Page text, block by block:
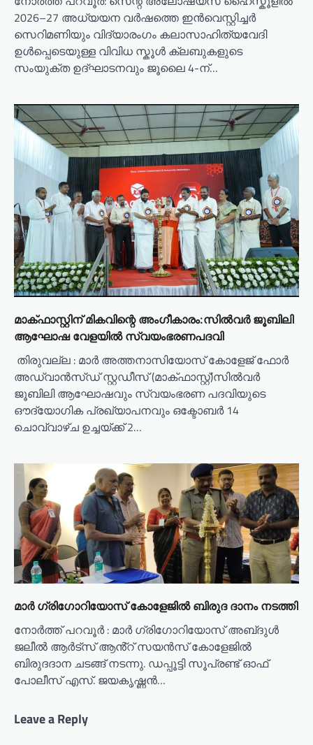
2026–27 അധ്യയന വർഷത്തെ ഇൻവെസ്റ്റിച്ചർ
സെറിമണിയും വിദ്യാരംഗം കലാസാഹിത്യവേദി
ഉൾപ്പെടെയുള്ള വിവിധ സ്കൂൾ ക്ലബുകളുടെ
സംയുക്ത ഉദ്ഘാടനവും ജൂലൈ 4-ന്…
മാക്ഫാസ്റ്റിന് മികവിന്റെ അംഗീകാരം:സിൽവർ ജൂബിലി
ആഘോഷ വേളയിൽ സ്വയംഭരണപദവി
തിരുവല്ല : മാർ അത്തനാസിയോസ് കോളേജ് ഫോർ
അഡ്വാൻസ്ഡ് സ്റ്റഡീസ് (മാക്ഫാസ്റ്റ്)സിൽവർ
ജൂബിലി ആഘോഷവും സ്വയംഭരണ പദവിയുടെ
ഔദ്യോഗിക പ്രഖ്യാപനവും ഒക്ടോബർ 14
ചൊവ്വാഴ്ച ഉച്ചയ്ക്ക് 2…
മാർ ഗ്രിഗോറിയോസ് കോളേജിൽ ബിരുദ ദാനം നടത്തി
നോർത്ത് പറവൂർ : മാർ ഗ്രിഗോറിയോസ് അബ്‌ദുൾ
ജലീൽ ആർട്സ് ആൻ്റ് സയൻസ് കോളേജിൽ
ബിരുദദാന ചടങ്ങ് നടന്നു. ഡപ്പൂട്ടി സൂപ്രണ്ട് ഓഫ്
പോലീസ് എസ്. ജയകൃഷ്ണൻ…
Leave a Reply